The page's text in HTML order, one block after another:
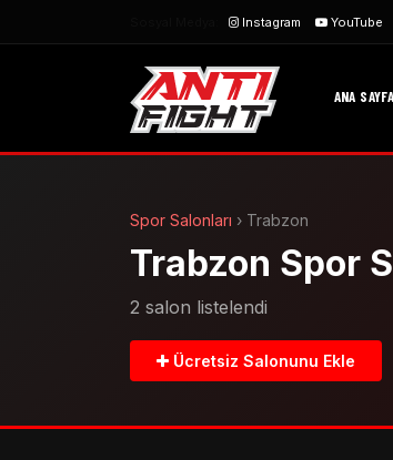
Instagram YouTube
ANA SAYFA
Spor Salonları › Trabzon
Trabzon Spor
2 salon listelendi
Ücretsiz Salonunu Ekle